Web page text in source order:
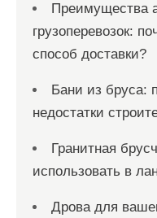
Преимущества
грузоперевозок:
способ доставки?
Бани из бруса:
недостатки
Гранитная
использовать в
Дрова для